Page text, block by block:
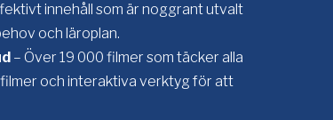
innehåll som är noggrant utvalt
och läroplan.
– Över 19 000 filmer som täcker alla
och interaktiva verktyg för att